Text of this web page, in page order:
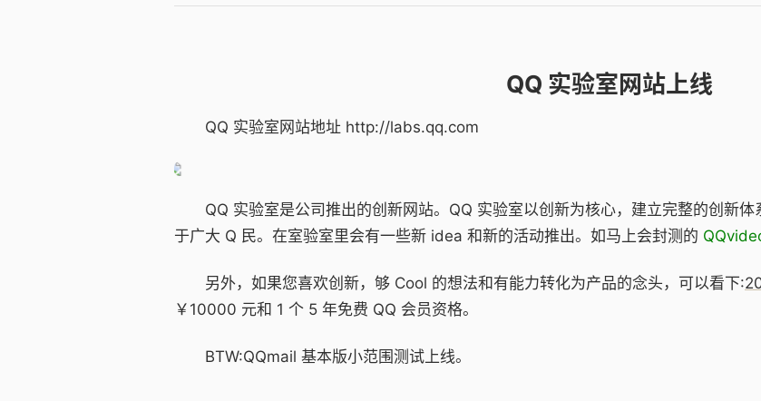
QQ 实验室网站上线
QQ 实验室网站地址 http://labs.qq.com
QQ 实验室是公司推出的创新网站。QQ 实验室以创新为核心，建立完整的创新体
于广大 Q 民。在室验室里会有一些新 idea 和新的活动推出。如马上会封测的
另外，如果您喜欢创新，够 Cool 的想法和有能力转化为产品的念头，可以看下:
￥10000 元和 1 个 5 年免费 QQ 会员资格。
BTW:QQmail 基本版小范围测试上线。